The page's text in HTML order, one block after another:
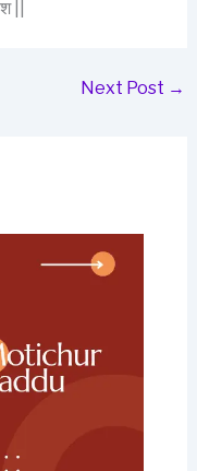
Next Post →